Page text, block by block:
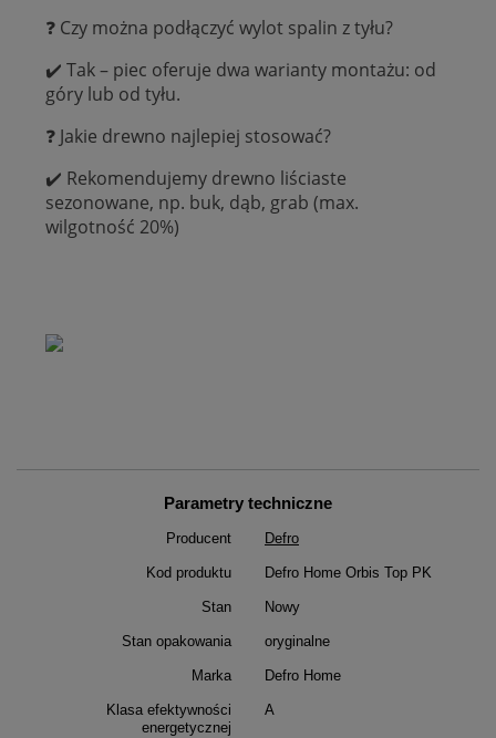
❓ Czy można podłączyć wylot spalin z tyłu?
✔️ Tak – piec oferuje dwa warianty montażu: od
góry lub od tyłu.
❓ Jakie drewno najlepiej stosować?
✔️ Rekomendujemy drewno liściaste
sezonowane, np. buk, dąb, grab (max.
wilgotność 20%)
Parametry techniczne
Producent Defro
Kod produktu Defro Home Orbis Top PK
Stan Nowy
Stan opakowania oryginalne
Marka Defro Home
Klasa efektywności
energetycznej
A